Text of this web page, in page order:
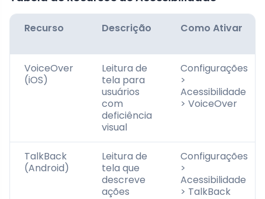
Recurso Descrição Como Ativar
VoiceOver
(iOS)
Leitura de
tela para
usuários
com
deficiência
visual
Configurações
>
Acessibilidade
> VoiceOver
TalkBack
(Android)
Leitura de
tela que
descreve
ações
Configurações
>
Acessibilidade
> TalkBack